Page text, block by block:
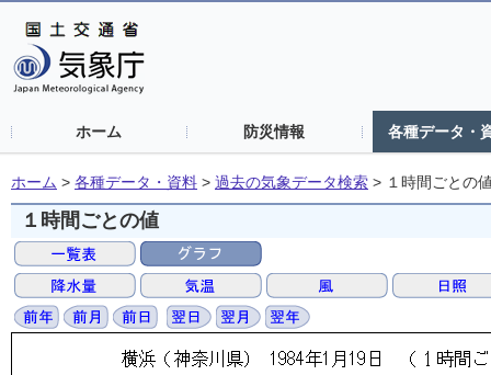
ホーム 防災情報 各種データ・
ホーム > 各種データ・資料 > 過去の気象データ検索 > １時間ごとの
１時間ごとの値